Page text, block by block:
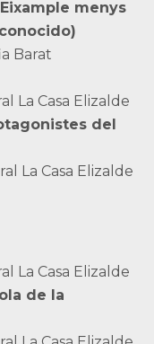
menys
Barat
La Casa Elizalde
del
La Casa Elizalde
La Casa Elizalde
de la